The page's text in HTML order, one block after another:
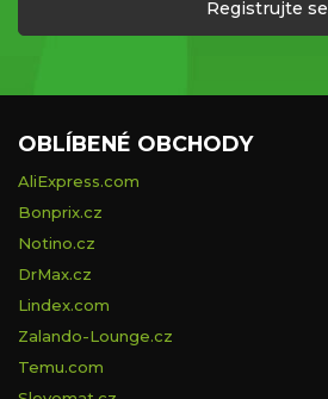
Registrujte se
OBLÍBENÉ OBCHODY
AliExpress.com
Bonprix.cz
Notino.cz
DrMax.cz
Lindex.com
Zalando-Lounge.cz
Temu.com